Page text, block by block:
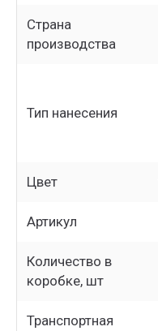
Страна
производства
Тип нанесения
Цвет
Артикул
Количество в
коробке, шт
Транспортная